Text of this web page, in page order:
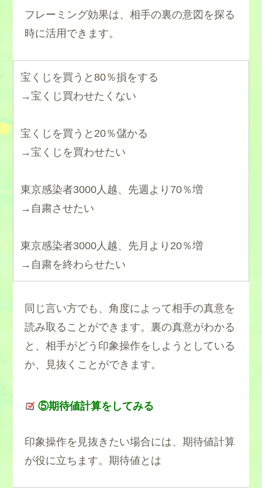
フレーミング効果は、相手の裏の意図を探る
時に活用できます。
宝くじを買うと80％損をする
→宝くじ買わせたくない
宝くじを買うと20％儲かる
→宝くじを買わせたい
東京感染者3000人越、先週より70％増
→自粛させたい
東京感染者3000人越、先月より20％増
→自粛を終わらせたい
同じ言い方でも、角度によって相手の真意を
読み取ることができます。裏の真意がわかる
と、相手がどう印象操作をしようとしている
か、見抜くことができます。
⑤期待値計算をしてみる
印象操作を見抜きたい場合には、期待値計算
が役に立ちます。期待値とは